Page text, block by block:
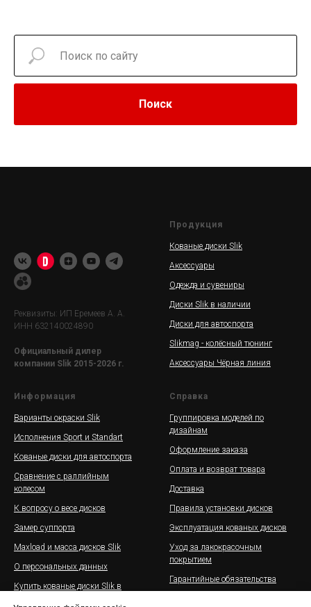
Поиск
Реквизиты: ИП Еремеев А. А.
ИНН 632140024890
Официальный дилер
компании Slik 2015-2026 г.
Продукция
Кованые диски Slik
Аксессуары
Одежда и сувениры
Диски Slik в наличии
Диски для автоспорта
Slikmag - колёсный тюнинг
Аксессуары Чёрная линия
Информация
Варианты окраски Slik
Исполнения Sport и Standart
Кованые диски для автоспорта
Сравнение с раллийным
колесом
К вопросу о весе дисков
Замер суппорта
Maxload и масса дисков Slik
О персональных данных
Купить кованые диски Slik в
Справка
Группировка моделей по
дизайнам
Оформление заказа
Оплата и возврат товара
Доставка
Правила установки дисков
Эксплуатация кованых дисков
Уход за лакокрасочным
покрытием
Гарантийные обязательства